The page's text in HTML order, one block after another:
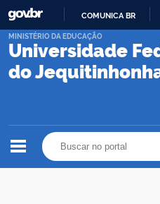
COMUNICA BR
Universidade
do
MINISTÉRIO DA EDUCAÇÃO